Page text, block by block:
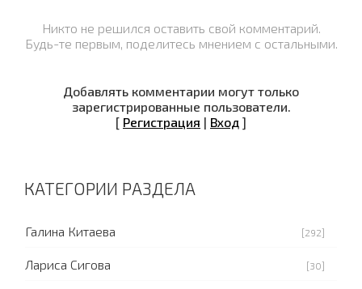
Никто не решился оставить свой комментарий.
Будь-те первым, поделитесь мнением с остальными.
Добавлять комментарии могут только
зарегистрированные пользователи.
[ Регистрация | Вход ]
КАТЕГОРИИ РАЗДЕЛА
Галина Китаева [292]
Лариса Сигова [30]